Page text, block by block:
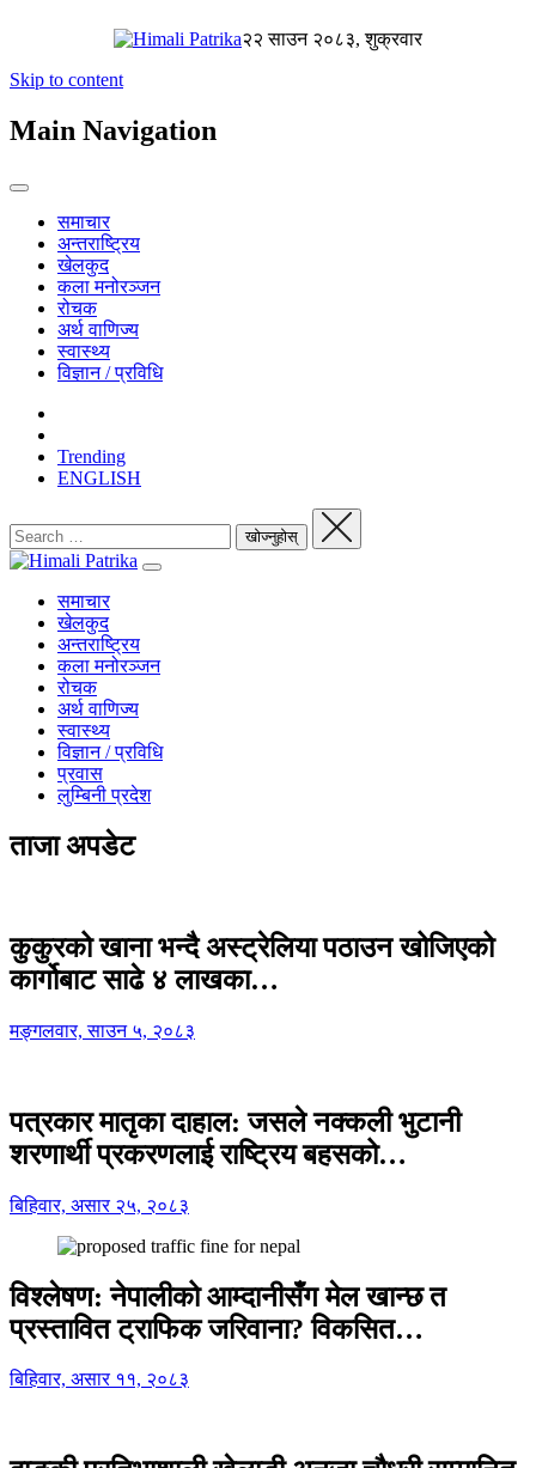
२२ साउन २०८३, शुक्रवार
Skip to content
Main Navigation
समाचार
अन्तराष्ट्रिय
खेलकुद
कला मनोरञ्जन
रोचक
अर्थ वाणिज्य
स्वास्थ्य
विज्ञान / प्रविधि
Trending
ENGLISH
समाचार
खेलकुद
अन्तराष्ट्रिय
कला मनोरञ्जन
रोचक
अर्थ वाणिज्य
स्वास्थ्य
विज्ञान / प्रविधि
प्रवास
लुम्बिनी प्रदेश
ताजा अपडेट
कुकुरको खाना भन्दै अस्ट्रेलिया पठाउन खोजिएको
कार्गोबाट साढे ४ लाखका…
मङ्गलवार, साउन ५, २०८३
पत्रकार मातृका दाहाल: जसले नक्कली भुटानी
शरणार्थी प्रकरणलाई राष्ट्रिय बहसको…
बिहिवार, असार २५, २०८३
विश्लेषण: नेपालीको आम्दानीसँग मेल खान्छ त
प्रस्तावित ट्राफिक जरिवाना? विकसित…
बिहिवार, असार ११, २०८३